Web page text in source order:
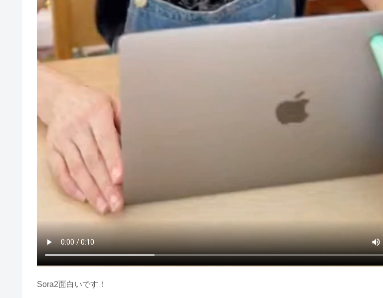
Sora2面白いです！